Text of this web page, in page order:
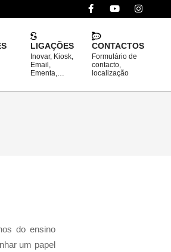
LIGAÇÕES
Inovar, Kiosk,
Email,
Ementa,…
CONTACTOS
Formulário de
contacto,
localização
do ensino
um papel